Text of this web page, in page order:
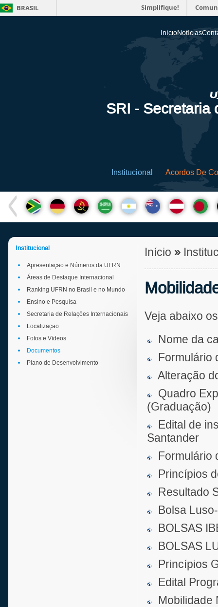
BRASIL Simplifique!
InícioNotícias
SRI - Secretaria
Institucional Acordos De
Institucional
Apresentação e Números da UFRN
Áreas de Destaque Internacional
Ranking UFRN no Brasil e no Mundo
Ensino e Pesquisa
Secretaria de Relações Internacionais
Localização
Fotos e Vídeos
Documentos
Plano de Desenvolvimento
Início »
Veja abaixo
Nome da
Formulário
Alteração
Quadro
(Graduação)
Edital de
Santander
Formulário
Princípios
Resultado
Bolsa
BOLSAS
BOLSAS
Princípios
Edital
Mobilidade